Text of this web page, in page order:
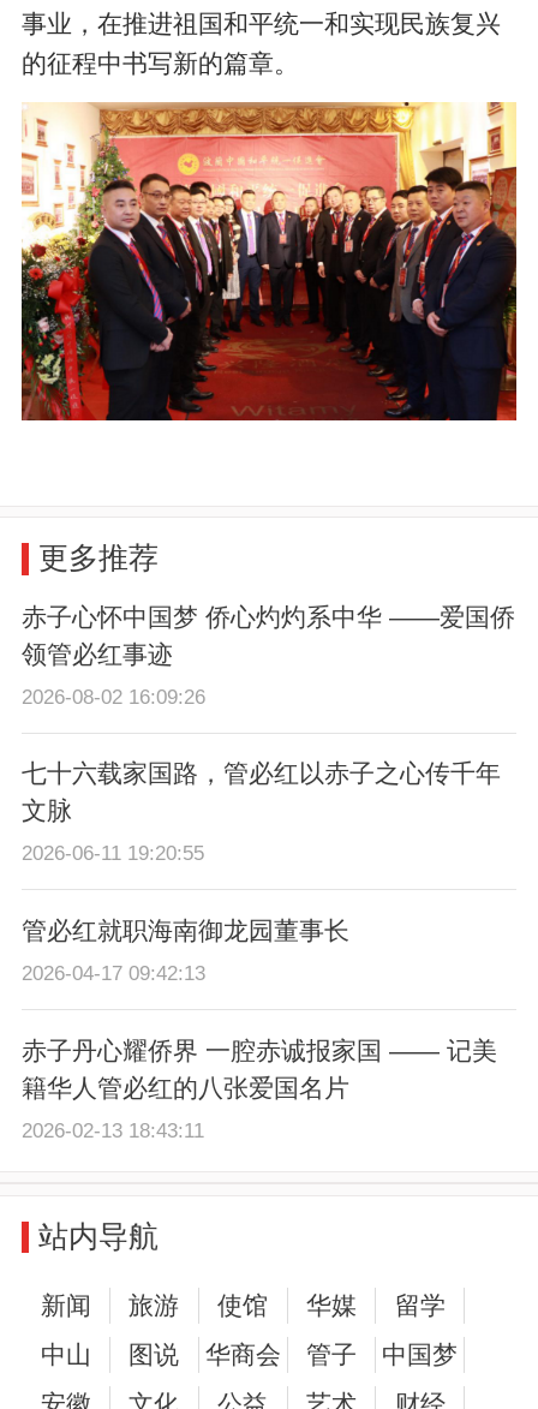
事业，在推进祖国和平统一和实现民族复兴
的征程中书写新的篇章。
更多推荐
赤子心怀中国梦 侨心灼灼系中华 ——爱国侨
领管必红事迹
2026-08-02 16:09:26
七十六载家国路，管必红以赤子之心传千年
文脉
2026-06-11 19:20:55
管必红就职海南御龙园董事长
2026-04-17 09:42:13
赤子丹心耀侨界 一腔赤诚报家国 —— 记美
籍华人管必红的八张爱国名片
2026-02-13 18:43:11
站内导航
新闻 旅游 使馆 华媒
留学
中山
图说 华商会 管子
中国梦
安徽
文化 公益 艺术 财经